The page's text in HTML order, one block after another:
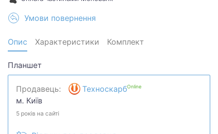
Умови повернення
Опис Характеристики Комплект
Планшет
Продавець: ТехноскарбOnline
м. Київ
5 років на сайті